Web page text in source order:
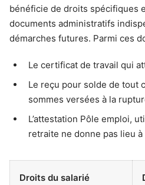
bénéficie de droits spécifiques
documents administratifs
démarches futures. Parmi ces
Le certificat de travail qui
Le reçu pour solde de tout
sommes versées à la
L’attestation Pôle emploi,
retraite ne donne pas lieu
Droits du salarié